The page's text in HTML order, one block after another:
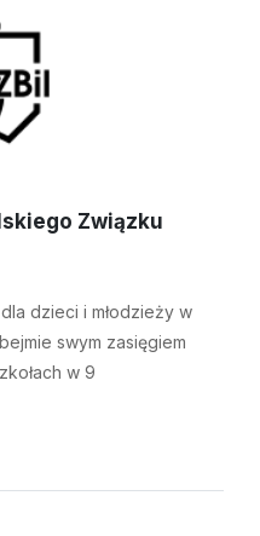
Związku
dzieci i młodzieży w
swym zasięgiem
w 9